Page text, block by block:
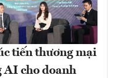
tiến thương mại
AI cho doanh